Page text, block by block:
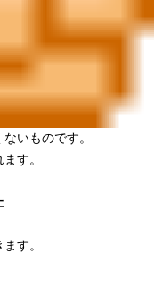
いものです。
す。
きます。